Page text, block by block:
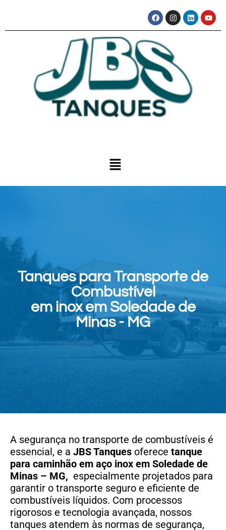
Tanques para Transporte de
Combustível
em inox em Soledade de
Minas - MG
A segurança no transporte de combustíveis é
essencial, e a JBS Tanques oferece tanque
para caminhão em aço inox em Soledade de
Minas – MG, especialmente projetados para
garantir o transporte seguro e eficiente de
combustíveis líquidos. Com processos
rigorosos e tecnologia avançada, nossos
tanques atendem às normas de segurança,